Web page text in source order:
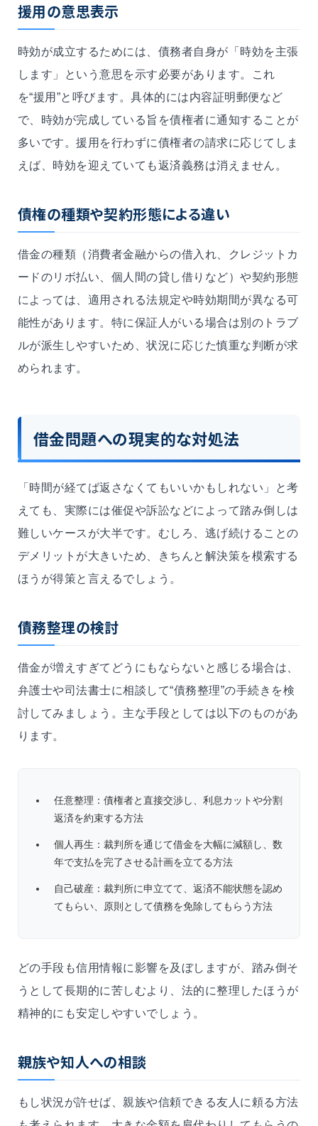
援用の意思表示
時効が成立するためには、債務者自身が「時効を主張
します」という意思を示す必要があります。これ
を“援用”と呼びます。具体的には内容証明郵便など
で、時効が完成している旨を債権者に通知することが
多いです。援用を行わずに債権者の請求に応じてしま
えば、時効を迎えていても返済義務は消えません。
債権の種類や契約形態による違い
借金の種類（消費者金融からの借入れ、クレジットカ
ードのリボ払い、個人間の貸し借りなど）や契約形態
によっては、適用される法規定や時効期間が異なる可
能性があります。特に保証人がいる場合は別のトラブ
ルが派生しやすいため、状況に応じた慎重な判断が求
められます。
借金問題への現実的な対処法
「時間が経てば返さなくてもいいかもしれない」と考
えても、実際には催促や訴訟などによって踏み倒しは
難しいケースが大半です。むしろ、逃げ続けることの
デメリットが大きいため、きちんと解決策を模索する
ほうが得策と言えるでしょう。
債務整理の検討
借金が増えすぎてどうにもならないと感じる場合は、
弁護士や司法書士に相談して“債務整理”の手続きを検
討してみましょう。主な手段としては以下のものがあ
ります。
任意整理：債権者と直接交渉し、利息カットや分割
返済を約束する方法
個人再生：裁判所を通じて借金を大幅に減額し、数
年で支払を完了させる計画を立てる方法
自己破産：裁判所に申立てて、返済不能状態を認め
てもらい、原則として債務を免除してもらう方法
どの手段も信用情報に影響を及ぼしますが、踏み倒そ
うとして長期的に苦しむより、法的に整理したほうが
精神的にも安定しやすいでしょう。
親族や知人への相談
もし状況が許せば、親族や信頼できる友人に頼る方法